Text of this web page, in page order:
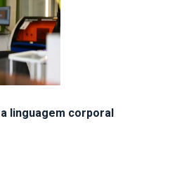
linguagem corporal